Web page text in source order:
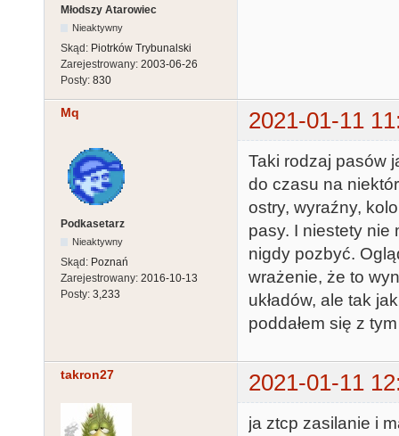
Młodszy Atarowiec
Nieaktywny
Skąd: Piotrków Trybunalski
Zarejestrowany: 2003-06-26
Posty: 830
Mq 2021-01-11
Podkasetarz
Nieaktywny
Skąd: Poznań
Zarejestrowany: 2016-10-13
Posty: 3,233
Taki rodzaj pasów
do czasu na
ostry, wyraźny,
pasy. I niestety nie
nigdy pozbyć.
wrażenie, że to
układów, ale tak
poddałem się z
takron27 2021-01-11
ja ztcp zasilanie i